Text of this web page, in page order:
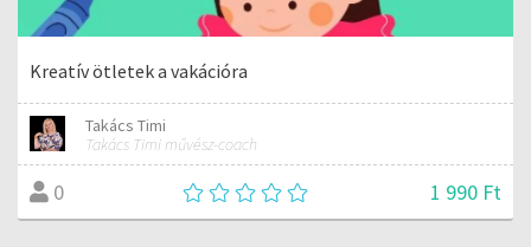
Kreatív ötletek a vakációra
Takács Timi
Takács Timi művész-coach
0 1 990 Ft